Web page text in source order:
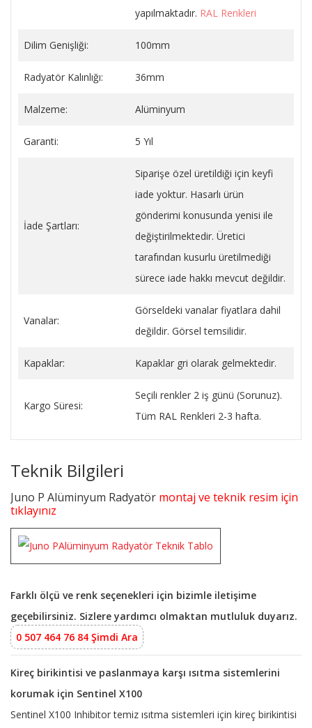
yapılmaktadır. RAL Renkleri
Dilim Genişliği: 100mm
Radyatör Kalınlığı: 36mm
Malzeme: Alüminyum
Garanti: 5 Yıl
İade Şartları:
Siparişe özel üretildiği için keyfi
iade yoktur. Hasarlı ürün
gönderimi konusunda yenisi ile
değiştirilmektedir. Üretici
tarafından kusurlu üretilmediği
sürece iade hakkı mevcut değildir.
Vanalar:
Görseldeki vanalar fiyatlara dahil
değildir. Görsel temsilidir.
Kapaklar: Kapaklar gri olarak gelmektedir.
Kargo Süresi:
Seçili renkler 2 iş günü (Sorunuz).
Tüm RAL Renkleri 2-3 hafta.
Teknik Bilgileri
Juno P Alüminyum Radyatör montaj ve teknik resim için
tıklayınız
Farklı ölçü ve renk seçenekleri için bizimle iletişime
geçebilirsiniz. Sizlere yardımcı olmaktan mutluluk duyarız.
0 507 464 76 84 Şimdi Ara
Kireç birikintisi ve paslanmaya karşı ısıtma sistemlerini
korumak için Sentinel X100
Sentinel X100 Inhibitor temiz ısıtma sistemleri için kireç birikintisi